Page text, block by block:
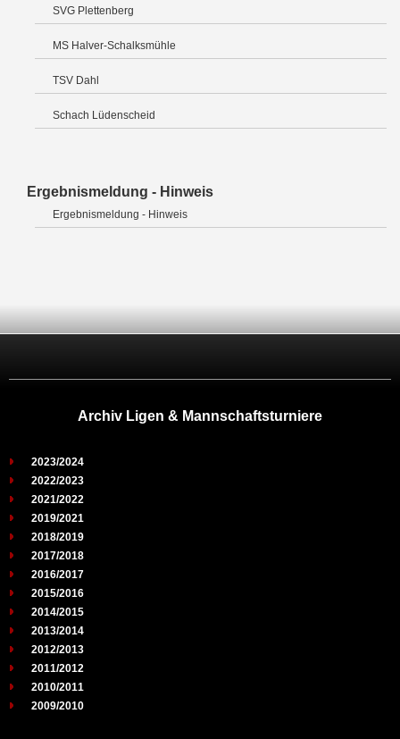
SVG Plettenberg
MS Halver-Schalksmühle
TSV Dahl
Schach Lüdenscheid
Ergebnismeldung - Hinweis
Ergebnismeldung - Hinweis
Archiv Ligen & Mannschaftsturniere
2023/2024
2022/2023
2021/2022
2019/2021
2018/2019
2017/2018
2016/2017
2015/2016
2014/2015
2013/2014
2012/2013
2011/2012
2010/2011
2009/2010